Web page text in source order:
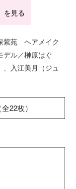
を見る
紫苑 ヘアメイク
ル／榊原はぐ
、入江美月（ジュ
22枚）